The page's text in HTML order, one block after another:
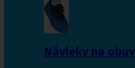
Návleky na obuv